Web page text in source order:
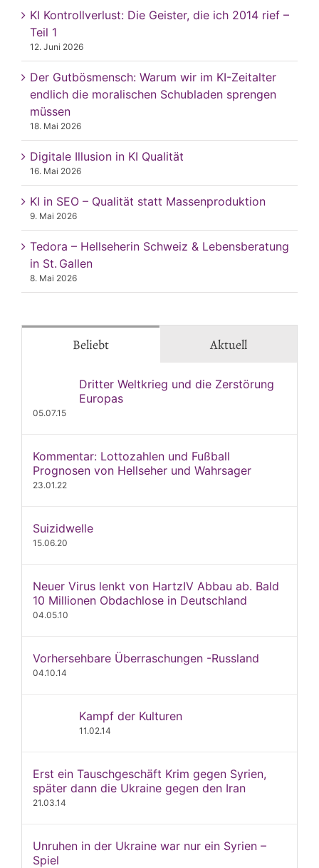
KI Kontrollverlust: Die Geister, die ich 2014 rief –
Teil 1
12. Juni 2026
Der Gutbösmensch: Warum wir im KI-Zeitalter
endlich die moralischen Schubladen sprengen
müssen
18. Mai 2026
Digitale Illusion in KI Qualität
16. Mai 2026
KI in SEO – Qualität statt Massenproduktion
9. Mai 2026
Tedora – Hellseherin Schweiz & Lebensberatung
in St. Gallen
8. Mai 2026
Beliebt Aktuell
Dritter Weltkrieg und die Zerstörung
Europas
05.07.15
Kommentar: Lottozahlen und Fußball
Prognosen von Hellseher und Wahrsager
23.01.22
Suizidwelle
15.06.20
Neuer Virus lenkt von HartzIV Abbau ab. Bald
10 Millionen Obdachlose in Deutschland
04.05.10
Vorhersehbare Überraschungen -Russland
04.10.14
Kampf der Kulturen
11.02.14
Erst ein Tauschgeschäft Krim gegen Syrien,
später dann die Ukraine gegen den Iran
21.03.14
Unruhen in der Ukraine war nur ein Syrien –
Spiel